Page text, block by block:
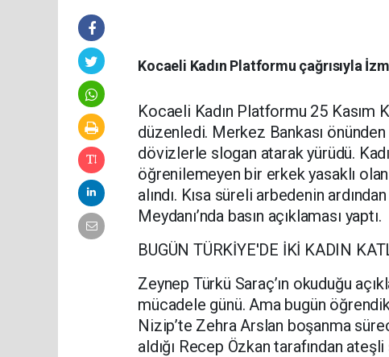
Kocaeli Kadın Platformu çağrısıyla
Kocaeli Kadın Platformu 25 Kasım
düzenledi. Merkez Bankası önünden
dövizlerle slogan atarak yürüdü.
öğrenilemeyen bir erkek yasaklı
alındı. Kısa süreli arbedenin
Meydanı’nda basın açıklaması yaptı.
BUGÜN TÜRKİYE'DE İKİ KADIN
Zeynep Türkü Saraç’ın okuduğu
mücadele günü. Ama bugün
Nizip’te Zehra Arslan boşanma
aldığı Recep Özkan tarafından